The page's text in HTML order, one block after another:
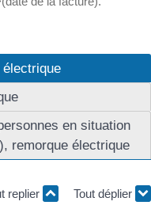
en situation
remorque électrique
replier Tout déplier